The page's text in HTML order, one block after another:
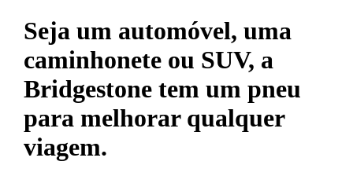
Seja um automóvel, uma
caminhonete ou SUV, a
Bridgestone tem um pneu
para melhorar qualquer
viagem.